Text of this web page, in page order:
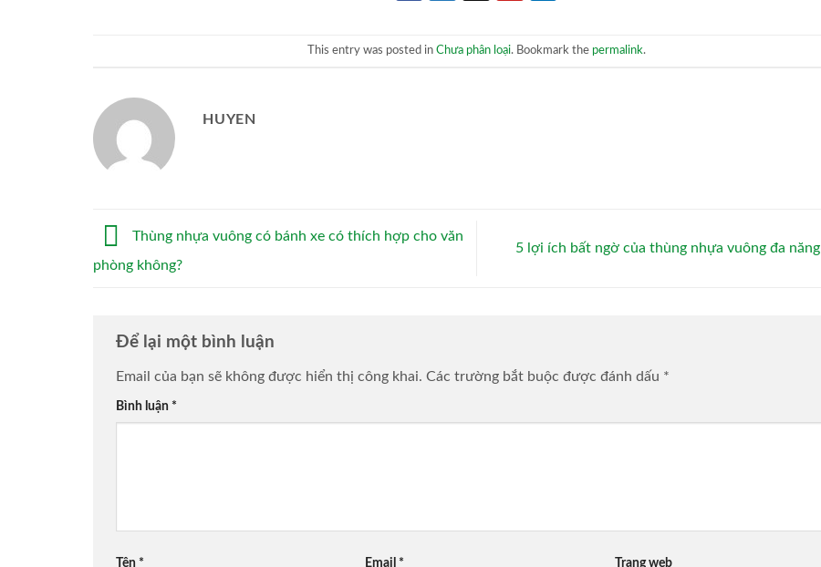
This entry was posted in Chưa phân loại. Bookmark the permalink.
HUYEN
Thùng nhựa vuông có bánh xe có thích hợp cho văn
phòng không?
5 lợi ích bất ngờ của thùng nhựa vuông đa năng
Để lại một bình luận
Email của bạn sẽ không được hiển thị công khai. Các trường bắt buộc được đánh dấu *
Bình luận *
Tên * Email * Trang web